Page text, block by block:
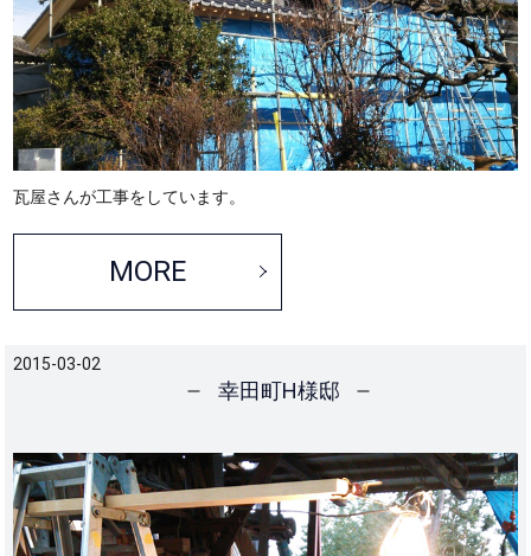
瓦屋さんが工事をしています。
MORE
2015-03-02
幸田町H様邸